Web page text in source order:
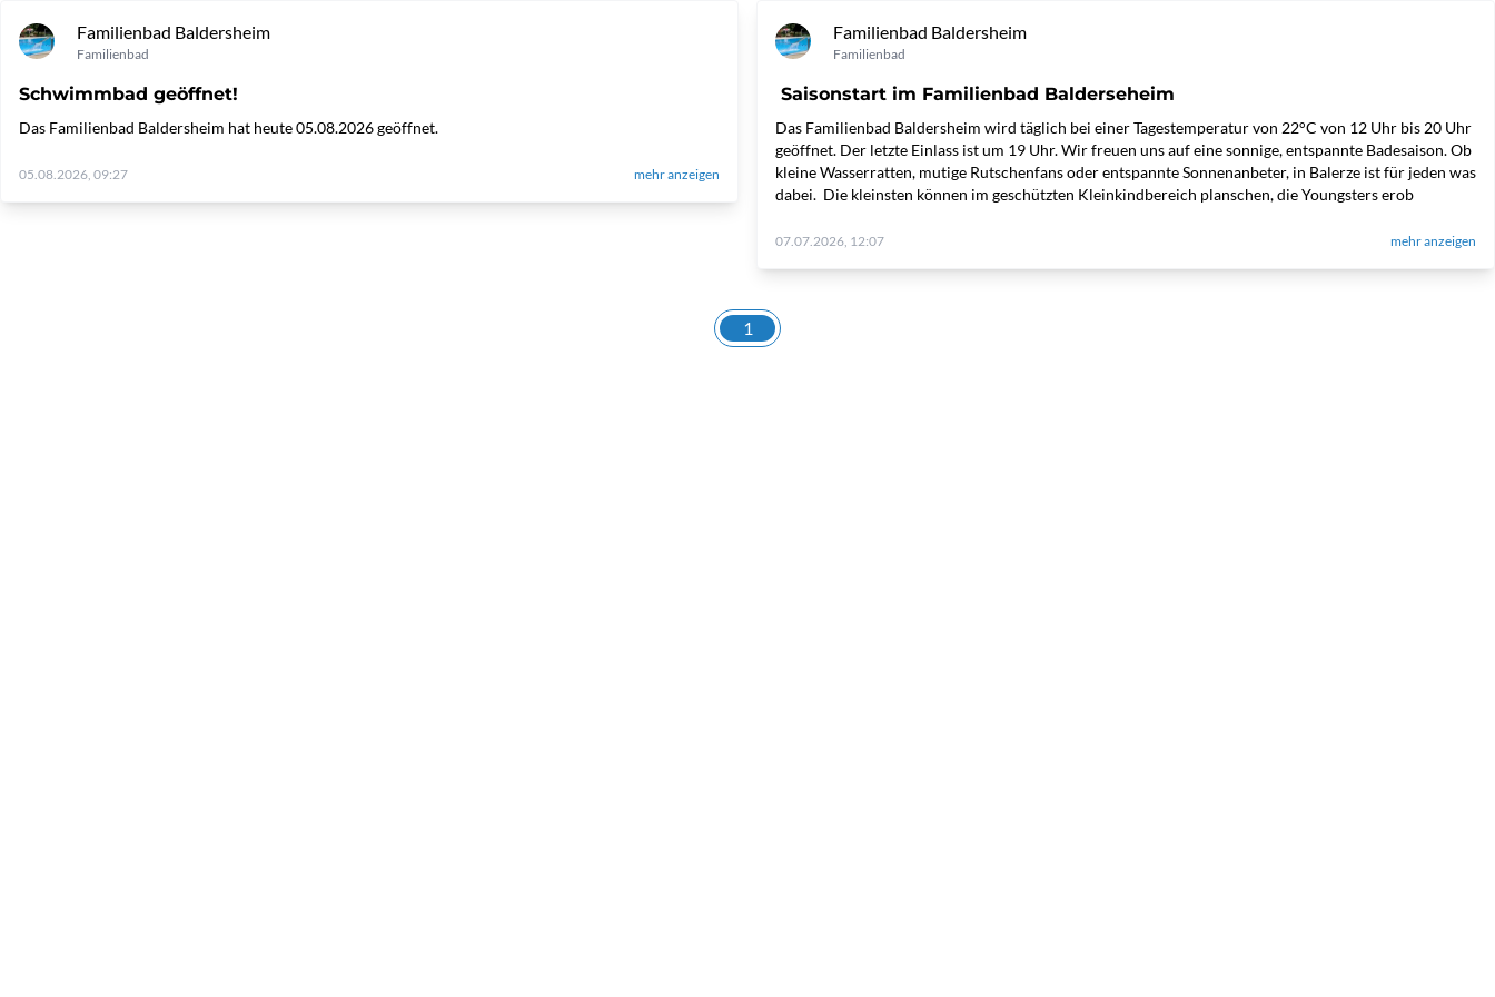
Familienbad Baldersheim
Familienbad
Schwimmbad geöffnet!
Das Familienbad Baldersheim hat heute 05.08.2026 geöffnet.
05.08.2026, 09:27 mehr anzeigen
Familienbad Baldersheim
Familienbad
Saisonstart im Familienbad Balderseheim
Das Familienbad Baldersheim wird täglich bei einer Tagestemperatur von 22°C von 12 Uhr bis 20 Uhr
geöffnet. Der letzte Einlass ist um 19 Uhr. Wir freuen uns auf eine sonnige, entspannte Badesaison. Ob
kleine Wasserratten, mutige Rutschenfans oder entspannte Sonnenanbeter, in Balerze ist für jeden was
dabei. Die kleinsten können im geschützten Kleinkindbereich planschen, die Youngsters erob
07.07.2026, 12:07 mehr anzeigen
1